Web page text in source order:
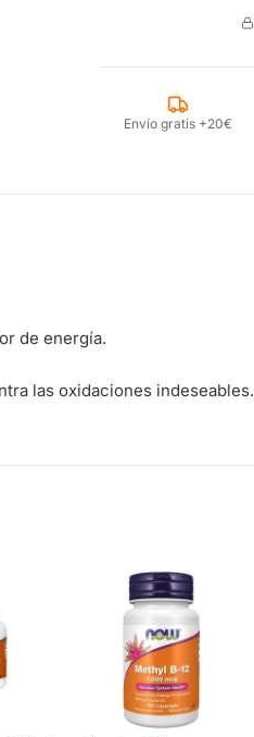
Envío gratis +20€
de energía.
las oxidaciones indeseables.